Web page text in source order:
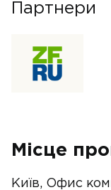
Партнери
Місце
Київ, Офис